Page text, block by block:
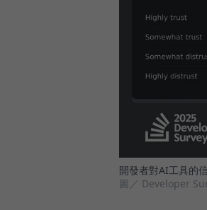
開發者對AI工具的
圖／ Developer